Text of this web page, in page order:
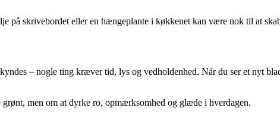
på skrivebordet eller en hængeplante i køkkenet kan være nok til at
– nogle ting kræver tid, lys og vedholdenhed. Når du ser et nyt
men om at dyrke ro, opmærksomhed og glæde i hverdagen.